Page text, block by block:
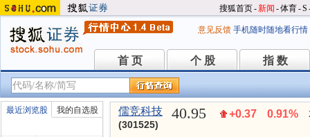
搜狐首页-新闻 -体育-S
意见反馈 手机随时随地看行情
首 页
首 页 个 股
个 股 指 数
指 数
最近浏览股 我的自选股 儒竞科技
(301525)
40.95 +0.37 0.91%